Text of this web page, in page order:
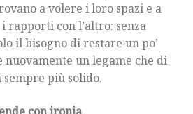
a volere i loro spazi e a
rapporti con l’altro: senza
il bisogno di restare un po’
nuovamente un legame che di
più solido.